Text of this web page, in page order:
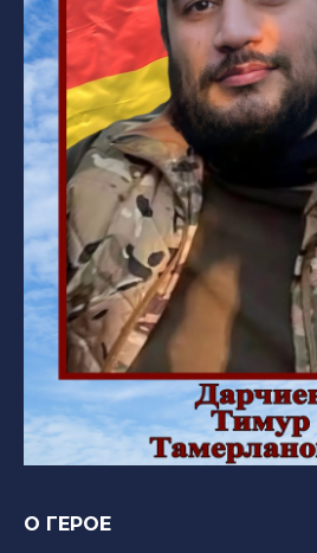
О ГЕРОЕ